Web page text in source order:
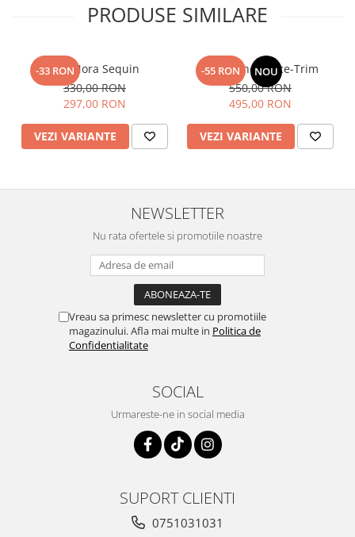
PRODUSE SIMILARE
-33 RONTop Nora Sequin
330,00 RON
297,00 RON
VEZI VARIANTE
-55 RON NOU
Fusta Linen Lace-Trim
550,00 RON
495,00 RON
VEZI VARIANTE
NEWSLETTER
Nu rata ofertele si promotiile noastre
Vreau sa primesc newsletter cu promotiile
magazinului. Afla mai multe in Politica de
Confidentialitate
SOCIAL
Urmareste-ne in social media
SUPORT CLIENTI
0751031031